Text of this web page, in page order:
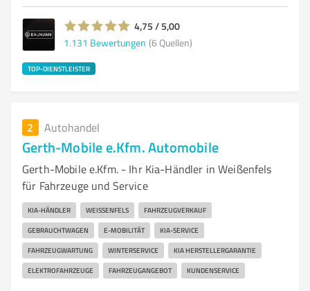
4,75 / 5,00
1.131 Bewertungen (6 Quellen)
TOP-DIENSTLEISTER
2 Autohandel
Gerth-Mobile e.Kfm. Automobile
Gerth-Mobile e.Kfm. - Ihr Kia-Händler in Weißenfels
für Fahrzeuge und Service
KIA-HÄNDLER WEISSENFELS FAHRZEUGVERKAUF
GEBRAUCHTWAGEN E-MOBILITÄT KIA-SERVICE
FAHRZEUGWARTUNG WINTERSERVICE KIA HERSTELLERGARANTIE
ELEKTROFAHRZEUGE FAHRZEUGANGEBOT KUNDENSERVICE